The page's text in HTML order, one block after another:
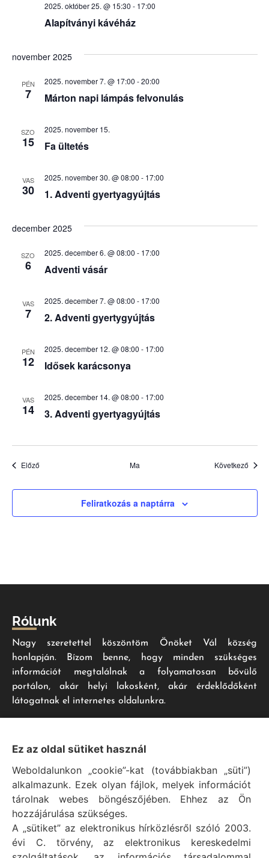
Alapítványi kávéház
2025. október 25. @ 15:30 - 17:00
november 2025
PÉN
7 Márton napi lámpás felvonulás
2025. november 7. @ 17:00 -20:00
SZO
15 Fa ültetés
2025. november 15.
VAS
30 1. Adventi gyertyagyújtás
2025. november 30. @ 08:00 - 17:00
december 2025
SZO
6 Adventi vásár
2025. december 6. @ 08:00 - 17:00
VAS
7 2. Adventi gyertygyújtás
2025. december 7. @ 08:00 - 17:00
PÉN
12 Idősek karácsonya
2025. december 12. @ 08:00 - 17:00
VAS
14 3. Adventi gyertyagyújtás
2025. december 14. @ 08:00 - 17:00
ElőzőEsemények Ma Következő
Feliratkozás a naptárra
Rólunk
Nagy szeretettel köszöntöm Önöket Vál község
honlapján. Bízom benne, hogy minden szükséges
információt megtalálnak a folyamatosan bővülő
portálon, akár helyi lakosként, akár érdeklődőként
látogatnak el internetes oldalunkra.
Impresszum
Vál Község Önkormányzat hivatalos honlapja
Vál Község Önkormányzat © 1996 - 2020
Adószám: 15727079-2-07
Adatvédelmi tájékoztató
Felelős: Bechtold Tamás polgármester
Ez az oldal sütiket használ
Weboldalunkon „cookie”-kat (továbbiakban „süti”)
alkalmazunk. Ezek olyan fájlok, melyek információt
tárolnak webes böngészőjében. Ehhez az Ön
hozzájárulása szükséges.
A „sütiket” az elektronikus hírközlésről szóló 2003.
évi C. törvény, az elektronikus kereskedelmi